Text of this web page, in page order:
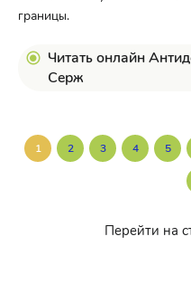
границы.
Читать онлайн
Серж
1 2 3 4 5
Перейти на